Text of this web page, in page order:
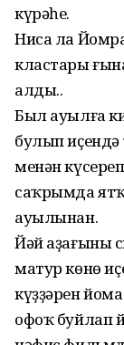
күрәһең.
Ниса ла
кластары
алды..
Был ауылға
булып иҫендә
менән
саҡрымда
ауылынан.
Йәй аҙағының
матур көнө
күҙҙәрен
офоҡ буйлап